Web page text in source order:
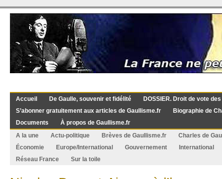
Accueil De Gaulle, souvenir et fidélité
DOSSIER. Droit de vote
S’abonner gratuitement aux articles de Gaullisme.fr
Biographie de
Documents
À propos de Gaullisme.fr
A la une
Actu-politique Brèves de Gaullisme.fr
Charles de
Économie
Europe/International Gouvernement
International
Réseau France
Sur la toile